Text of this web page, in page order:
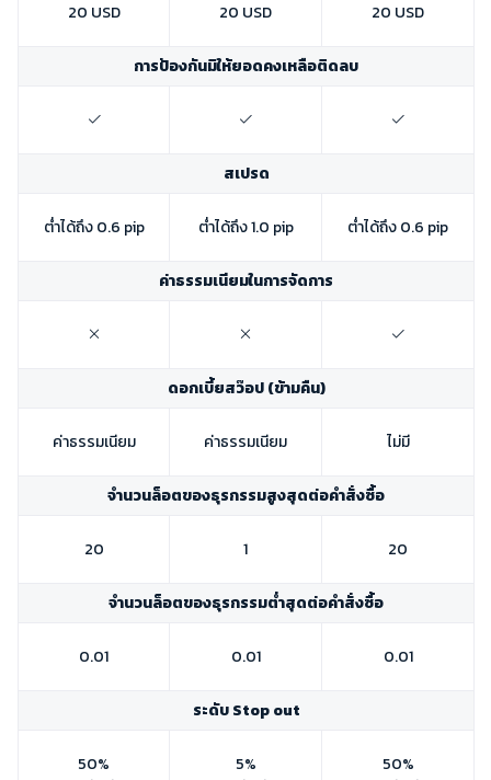
20 USD 20 USD 20 USD
การป้องกันมิให้ยอดคงเหลือติดลบ
สเปรด
ต่ำได้ถึง 0.6 pip ต่ำได้ถึง 1.0 pip ต่ำได้ถึง 0.6 pip
ค่าธรรมเนียมในการจัดการ
ดอกเบี้ยสว๊อป (ข้ามคืน)
ค่าธรรมเนียม ค่าธรรมเนียม ไม่มี
จำนวนล็อตของธุรกรรมสูงสุดต่อคำสั่งซื้อ
20 1 20
จำนวนล็อตของธุรกรรมต่ำสุดต่อคำสั่งซื้อ
0.01 0.01 0.01
ระดับ Stop out
50%
5%
50%